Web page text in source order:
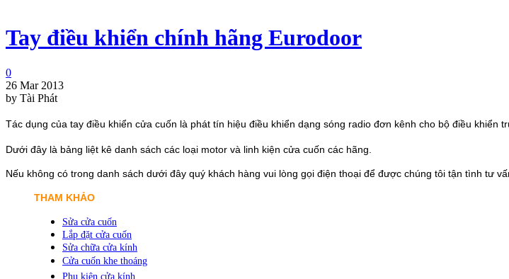
Tay điều khiển chính hãng Eurodoor
0
26 Mar 2013
by Tài Phát
Tác dụng của tay điều khiển cửa cuốn là phát tín hiệu điều khiển dạng sóng radio đơn kênh cho bộ điều khiển
Dưới đây là bảng liệt kê danh sách các loại motor và linh kiện cửa cuốn các hãng.
Nếu không có trong danh sách dưới đây quý khách hàng vui lòng gọi điện thoại để được chúng tôi tận tình tư
THAM KHẢO
Sửa cửa cuốn
Lắp đặt cửa cuốn
Sửa chữa cửa kính
Cửa cuốn khe thoáng
Phụ kiện cửa kính